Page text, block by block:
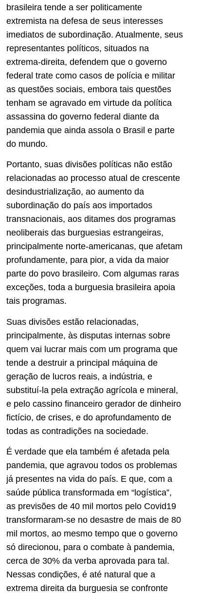
brasileira tende a ser politicamente
extremista na defesa de seus interesses
imediatos de subordinação. Atualmente, seus
representantes políticos, situados na
extrema-direita, defendem que o governo
federal trate como casos de polícia e militar
as questões sociais, embora tais questões
tenham se agravado em virtude da política
assassina do governo federal diante da
pandemia que ainda assola o Brasil e parte
do mundo.
Portanto, suas divisões políticas não estão
relacionadas ao processo atual de crescente
desindustrialização, ao aumento da
subordinação do país aos importados
transnacionais, aos ditames dos programas
neoliberais das burguesias estrangeiras,
principalmente norte-americanas, que afetam
profundamente, para pior, a vida da maior
parte do povo brasileiro. Com algumas raras
exceções, toda a burguesia brasileira apoia
tais programas.
Suas divisões estão relacionadas,
principalmente, às disputas internas sobre
quem vai lucrar mais com um programa que
tende a destruir a principal máquina de
geração de lucros reais, a indústria, e
substituí-la pela extração agrícola e mineral,
e pelo cassino financeiro gerador de dinheiro
fictício, de crises, e do aprofundamento de
todas as contradições na sociedade.
É verdade que ela também é afetada pela
pandemia, que agravou todos os problemas
já presentes na vida do país. E que, com a
saúde pública transformada em “logística”,
as previsões de 40 mil mortos pelo Covid19
transformaram-se no desastre de mais de 80
mil mortos, ao mesmo tempo que o governo
só direcionou, para o combate à pandemia,
cerca de 30% da verba aprovada para tal.
Nessas condições, é até natural que a
extrema direita da burguesia se confronte